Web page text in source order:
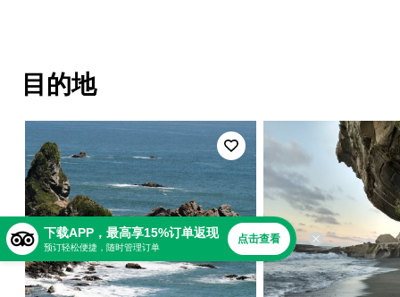
目的地
下载APP，最高享15%订单返现
预订轻松便捷，随时管理订单
点击查看